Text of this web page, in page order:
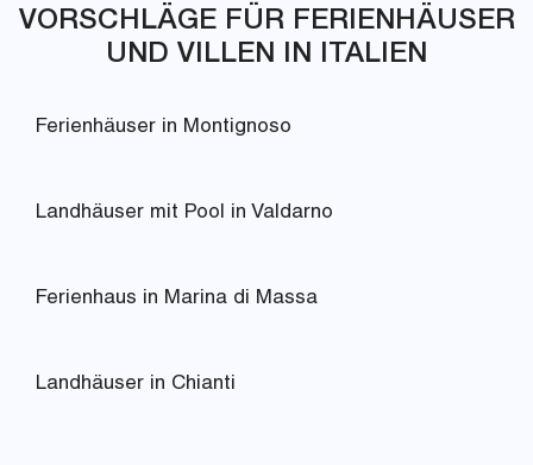
VORSCHLÄGE FÜR FERIENHÄUSER
UND VILLEN IN ITALIEN
Ferienhäuser in Montignoso
Landhäuser mit Pool in Valdarno
Ferienhaus in Marina di Massa
Landhäuser in Chianti